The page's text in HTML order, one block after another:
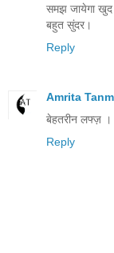
समझ जायेगा
बहुत सुंदर।
Reply
Amrita
बेहतरीन लफ्ज़ ।
Reply